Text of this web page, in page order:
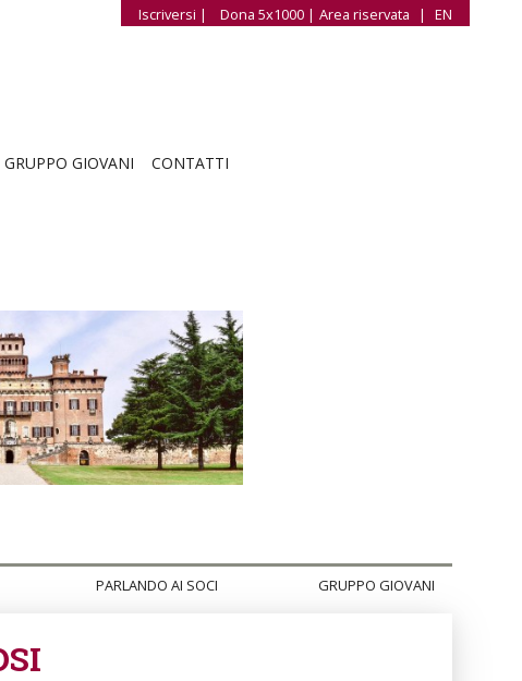
Iscriversi | Dona 5x1000 | Area riservata | EN
GRUPPO GIOVANI CONTATTI
PARLANDO AI SOCI GRUPPO GIOVANI